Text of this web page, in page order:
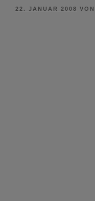
VERÖFFENTLICHT
22. JANUAR 2008 VON